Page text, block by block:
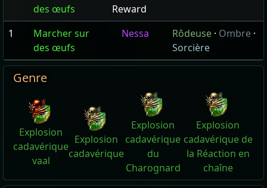
des œufs
Reward
1
Marcher sur
des œufs
Nessa Rôdeuse · Ombre ·
Sorcière
Genre
Explosion
cadavérique
vaal
Explosion
cadavérique
Explosion
cadavérique
du
Charognard
Explosion
cadavérique de
la Réaction en
chaîne